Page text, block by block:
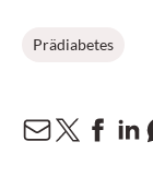
Prädiabetes